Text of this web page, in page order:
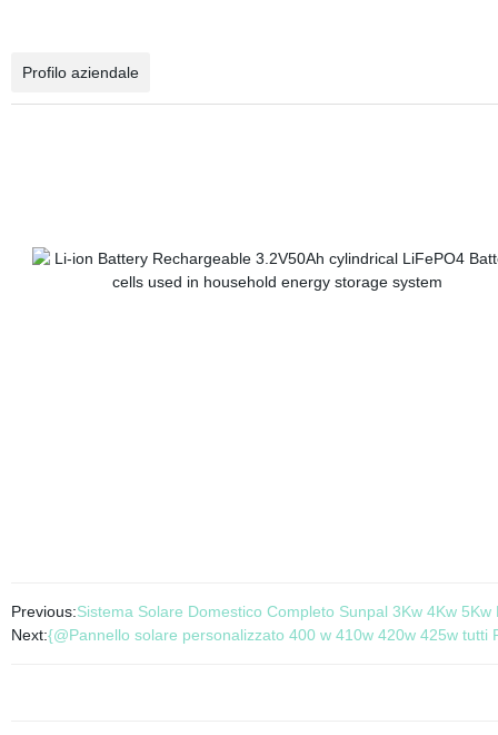
Profilo aziendale
Previous:Sistema Solare Domestico Completo Sunpal 3Kw 4Kw
Next:{@Pannello solare personalizzato 400 w 410w 420w 425w